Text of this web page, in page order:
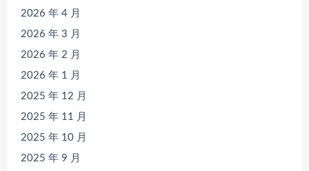
2026 年 4 月
2026 年 3 月
2026 年 2 月
2026 年 1 月
2025 年 12 月
2025 年 11 月
2025 年 10 月
2025 年 9 月